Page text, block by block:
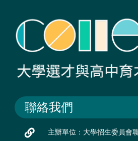
聯絡我們
主辦單位：大學招生委員會